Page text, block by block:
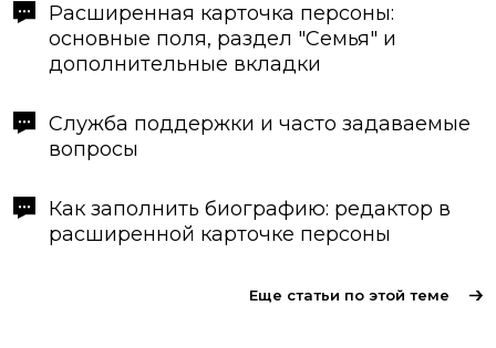
Расширенная карточка персоны:
основные поля, раздел "Семья" и
дополнительные вкладки
Служба поддержки и часто задаваемые
вопросы
Как заполнить биографию: редактор в
расширенной карточке персоны
Еще статьи по этой теме